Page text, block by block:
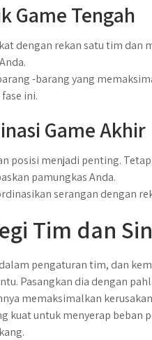
Game Tengah
dengan rekan satu tim dan
-barang yang
ini.
Game Akhir
posisi menjadi penting.
pamungkas Anda.
serangan dengan
Tim dan
pengaturan tim, dan
Pasangkan dia dengan
memaksimalkan
kuat untuk menyerap beban